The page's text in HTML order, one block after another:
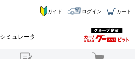
シミュレータ
ガイド ログイン カート